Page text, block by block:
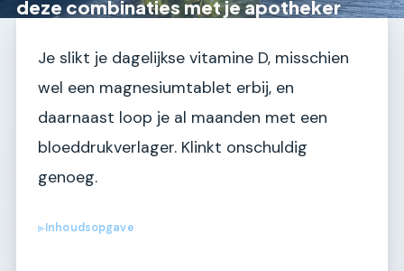
deze combinaties met je apotheker
Je slikt je dagelijkse vitamine D, misschien
wel een magnesiumtablet erbij, en
daarnaast loop je al maanden met een
bloeddrukverlager. Klinkt onschuldig
genoeg.
▶Inhoudsopgave